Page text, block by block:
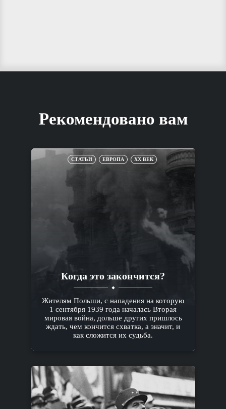
Рекомендовано вам
СТАТЬИ ЕВРОПА XX ВЕК
Когда это закончится?
Жителям Польши, с нападения на которую
1 сентября 1939 года началась Вторая
мировая война, дольше других пришлось
ждать, чем кончится схватка, а значит, и
как сложится их судьба.